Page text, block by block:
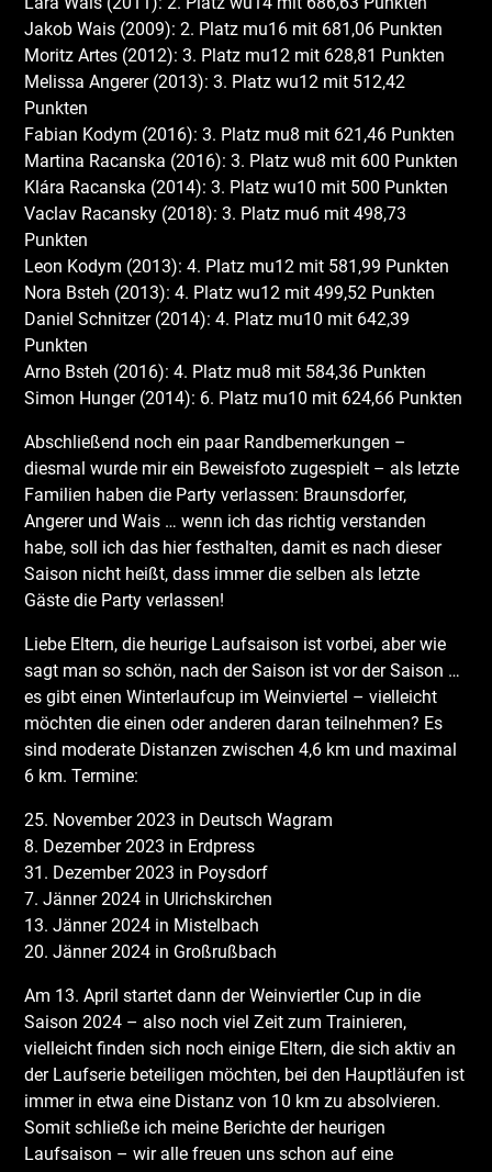
Jakob Wais (2009): 2. Platz mu16 mit 681,06 Punkten
Moritz Artes (2012): 3. Platz mu12 mit 628,81 Punkten
Melissa Angerer (2013): 3. Platz wu12 mit 512,42
Punkten
Fabian Kodym (2016): 3. Platz mu8 mit 621,46 Punkten
Martina Racanska (2016): 3. Platz wu8 mit 600 Punkten
Klára Racanska (2014): 3. Platz wu10 mit 500 Punkten
Vaclav Racansky (2018): 3. Platz mu6 mit 498,73
Punkten
Leon Kodym (2013): 4. Platz mu12 mit 581,99 Punkten
Nora Bsteh (2013): 4. Platz wu12 mit 499,52 Punkten
Daniel Schnitzer (2014): 4. Platz mu10 mit 642,39
Punkten
Arno Bsteh (2016): 4. Platz mu8 mit 584,36 Punkten
Simon Hunger (2014): 6. Platz mu10 mit 624,66 Punkten
Abschließend noch ein paar Randbemerkungen –
diesmal wurde mir ein Beweisfoto zugespielt – als letzte
Familien haben die Party verlassen: Braunsdorfer,
Angerer und Wais … wenn ich das richtig verstanden
habe, soll ich das hier festhalten, damit es nach dieser
Saison nicht heißt, dass immer die selben als letzte
Gäste die Party verlassen!
Liebe Eltern, die heurige Laufsaison ist vorbei, aber wie
sagt man so schön, nach der Saison ist vor der Saison …
es gibt einen Winterlaufcup im Weinviertel – vielleicht
möchten die einen oder anderen daran teilnehmen? Es
sind moderate Distanzen zwischen 4,6 km und maximal
6 km. Termine:
25. November 2023 in Deutsch Wagram
8. Dezember 2023 in Erdpress
31. Dezember 2023 in Poysdorf
7. Jänner 2024 in Ulrichskirchen
13. Jänner 2024 in Mistelbach
20. Jänner 2024 in Großrußbach
Am 13. April startet dann der Weinviertler Cup in die
Saison 2024 – also noch viel Zeit zum Trainieren,
vielleicht finden sich noch einige Eltern, die sich aktiv an
der Laufserie beteiligen möchten, bei den Hauptläufen ist
immer in etwa eine Distanz von 10 km zu absolvieren.
Somit schließe ich meine Berichte der heurigen
Laufsaison – wir alle freuen uns schon auf eine